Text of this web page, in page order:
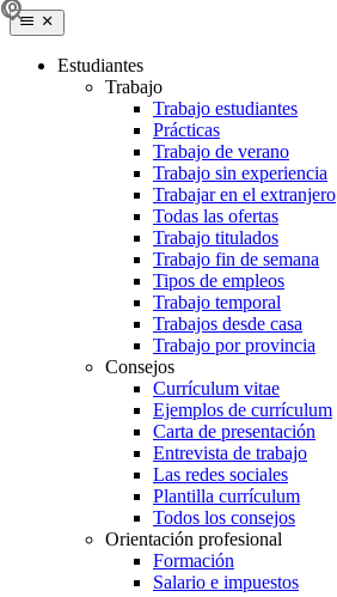
Estudiantes
Trabajo
Trabajo estudiantes
Prácticas
Trabajo de verano
Trabajo sin experiencia
Trabajar en el extranjero
Todas las ofertas
Trabajo titulados
Trabajo fin de semana
Tipos de empleos
Trabajo temporal
Trabajos desde casa
Trabajo por provincia
Consejos
Currículum vitae
Ejemplos de currículum
Carta de presentación
Entrevista de trabajo
Las redes sociales
Plantilla currículum
Todos los consejos
Orientación profesional
Formación
Salario e impuestos